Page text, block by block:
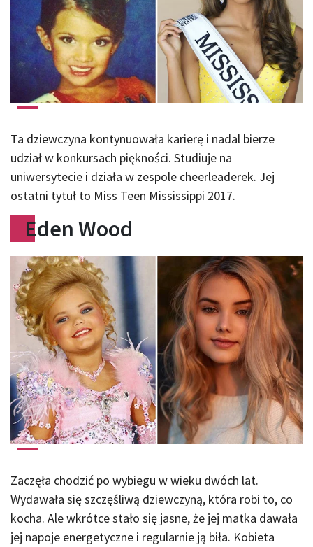
Ta dziewczyna kontynuowała karierę i nadal bierze
udział w konkursach piękności. Studiuje na
uniwersytecie i działa w zespole cheerleaderek. Jej
ostatni tytuł to Miss Teen Mississippi 2017.
Eden Wood
Zaczęła chodzić po wybiegu w wieku dwóch lat.
Wydawała się szczęśliwą dziewczyną, która robi to, co
kocha. Ale wkrótce stało się jasne, że jej matka dawała
jej napoje energetyczne i regularnie ją biła. Kobieta